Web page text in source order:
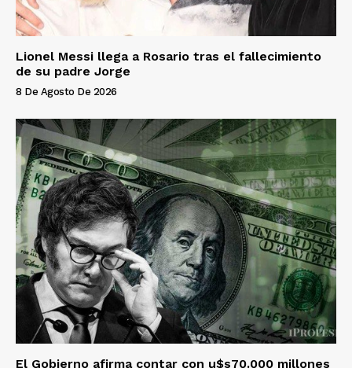
Lionel Messi llega a Rosario tras el fallecimiento
de su padre Jorge
8 De Agosto De 2026
El Gobierno afirma contar con u$s70.000 millones